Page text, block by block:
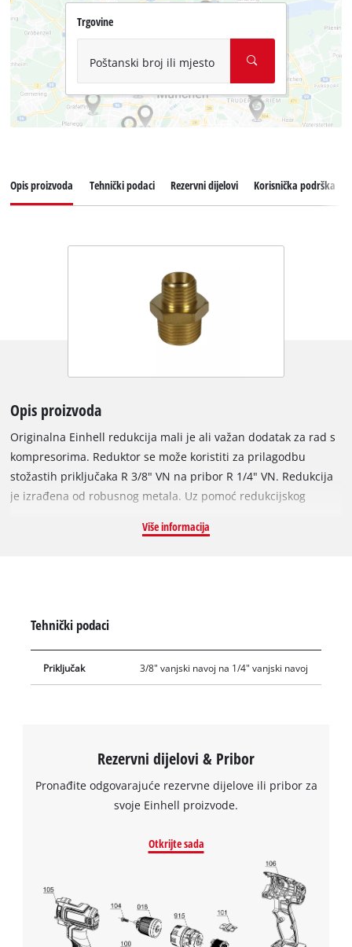
Trgovine
Poštanski broj ili mjesto
Opis proizvoda Tehnički podaci Rezervni dijelovi Korisnička podrška
Opis proizvoda
Originalna Einhell redukcija mali je ali važan dodatak za rad s
kompresorima. Reduktor se može koristiti za prilagodbu
stožastih priključaka R 3/8" VN na pribor R 1/4" VN. Redukcija
je izrađena od robusnog metala. Uz pomoć redukcijskog
proširiti na 1/4" VN, a u isto vrijeme se raspon dodataka za
Više informacija
Tehnički podaci
Priključak 3/8" vanjski navoj na 1/4" vanjski navoj
Rezervni dijelovi & Pribor
Pronađite odgovarajuće rezervne dijelove ili pribor za
svoje Einhell proizvode.
Otkrijte sada